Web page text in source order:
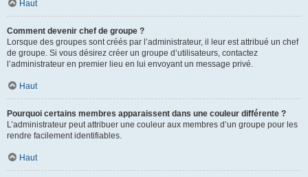
Haut
Comment devenir chef de groupe ?
Lorsque des groupes sont créés par l’administrateur, il leur est attribué un chef
de groupe. Si vous désirez créer un groupe d’utilisateurs, contactez
l’administrateur en premier lieu en lui envoyant un message privé.
Haut
Pourquoi certains membres apparaissent dans une couleur différente ?
L’administrateur peut attribuer une couleur aux membres d’un groupe pour les
rendre facilement identifiables.
Haut